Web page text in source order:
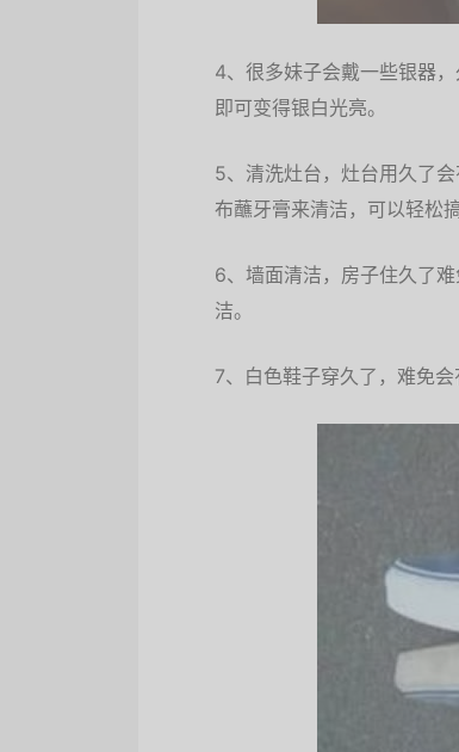
4、很多妹子会戴一些银器
即可变得银白光亮。
5、清洗灶台，灶台用久了
布蘸牙膏来清洁，可以轻松搞
6、墙面清洁，房子住久了
洁。
7、白色鞋子穿久了，难免